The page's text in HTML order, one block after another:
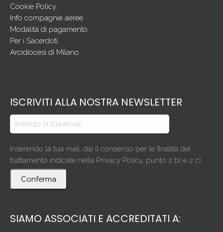
Cookie Policy
Info compagnie aeree
Modalità di pagamento
Per i Sacerdoti
Arcidiocesi di Milano
ISCRIVITI ALLA NOSTRA NEWSLETTER
Inserendo la tua mail, dai il consenso per le finalità del
trattamento indicate nella Privacy Policy, punto 2 b) e 2 c).
Conferma
SIAMO ASSOCIATI E ACCREDITATI A: